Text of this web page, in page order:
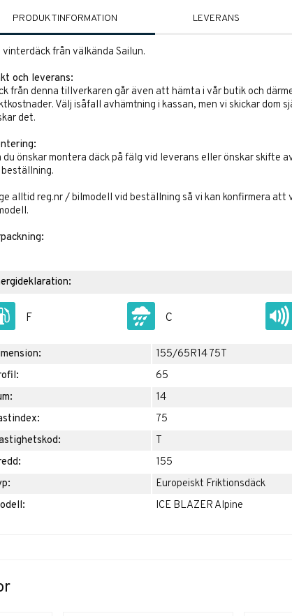
PRODUKTINFORMATION
från välkända Sailun.
och leverans:
från denna tillverkaren går även att hämta i vår butik och
Välj isåfall avhämtning i kassan, men vi skickar dom
det.
du önskar montera däck på fälg vid leverans eller önskar skifte
alltid reg.nr / bilmodell vid beställning så vi kan konfirmera att
F C
155/65R14 75T
65
14
75
T
155
Europeiskt Friktionsdäck
ICE BLAZER Alpine
LEVERANS